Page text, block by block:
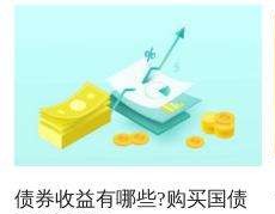
债券收益有哪些?购买国债